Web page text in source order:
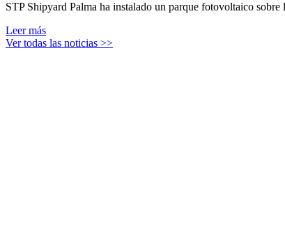
STP Shipyard Palma ha instalado un parque fotovoltaico
Leer más
Ver todas las noticias >>